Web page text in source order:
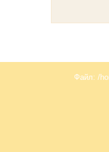
Файл: /